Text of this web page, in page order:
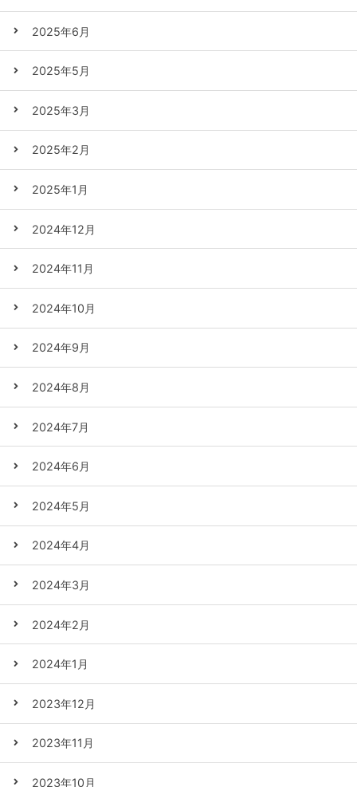
2025年6月
2025年5月
2025年3月
2025年2月
2025年1月
2024年12月
2024年11月
2024年10月
2024年9月
2024年8月
2024年7月
2024年6月
2024年5月
2024年4月
2024年3月
2024年2月
2024年1月
2023年12月
2023年11月
2023年10月